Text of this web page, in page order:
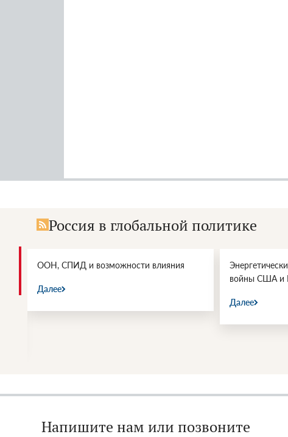
Россия в глобальной политике
ООН, СПИД и возможности влияния
Далее
войны США и
Далее
Напишите нам или позвоните